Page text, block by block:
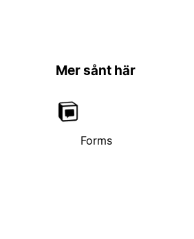
Mer sånt här
Forms